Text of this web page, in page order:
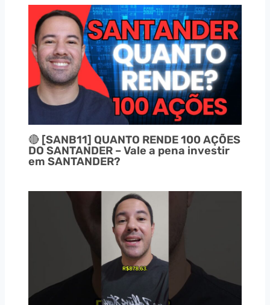
🔴 [SANB11] QUANTO RENDE 100 AÇÕES
DO SANTANDER – Vale a pena investir
em SANTANDER?